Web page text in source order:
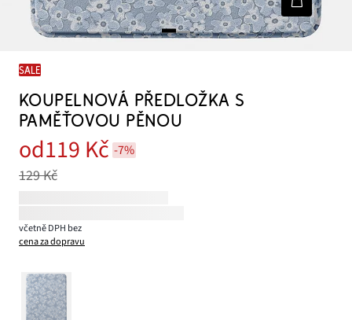
SALE
KOUPELNOVÁ PŘEDLOŽKA S
PAMĚŤOVOU PĚNOU
od119 Kč -7%
129 Kč
včetně DPH bez
cena za dopravu